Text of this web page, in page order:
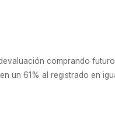
comprando
un 61% al registrado en